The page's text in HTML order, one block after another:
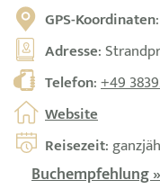
GPS-Koordinaten
Adresse:
Telefon:+49
Website
Reisezeit:
Buchempfehlung »